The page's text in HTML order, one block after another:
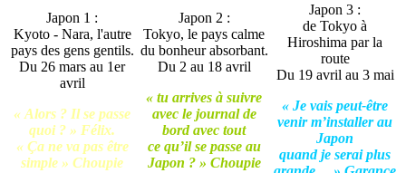
Japon 1 :
Kyoto - Nara, l'autre
pays des gens gentils.
Du 26 mars au 1er
avril
« Alors ? Il se passe
quoi ? » Félix.
« Ça ne va pas être
simple » Choupie
Japon 2 :
Tokyo, le pays calme
du bonheur absorbant.
Du 2 au 18 avril
« tu arrives à suivre
avec le journal de
bord avec tout
ce qu’il se passe au
Japon ? » Choupie
Japon 3 :
de Tokyo à
Hiroshima par la
route
Du 19 avril au 3 mai
« Je vais peut-être
venir m’installer au
Japon
quand je serai plus